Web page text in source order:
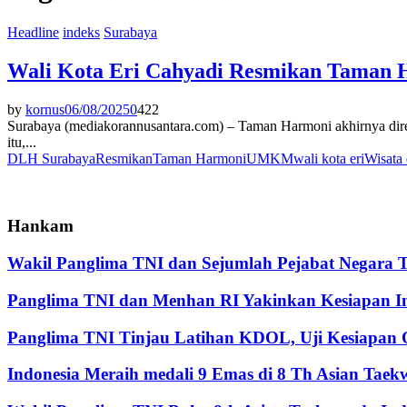
Headline indeks Surabaya
Wali Kota Eri Cahyadi Resmikan Taman
by kornus06/08/20250422
Surabaya (mediakorannusantara.com) – Taman Harmoni akhirnya
itu,...
DLH SurabayaResmikanTaman HarmoniUMKMwali kota eriWisata
Hankam
Wakil Panglima TNI dan Sejumlah Pejabat
Panglima TNI dan Menhan RI Yakinkan Kesiapan
Panglima TNI Tinjau Latihan KDOL, Uji Kesiapan
Indonesia Meraih medali 9 Emas di 8 Th Asian